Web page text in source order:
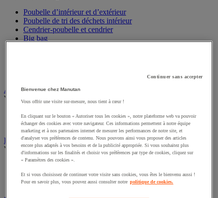
Poubelle d’intérieur et d’extérieur
Poubelle de tri des déchets intérieur
Cendrier-poubelle et cendrier
Big bag
Appareil et produit insecticides
Voir toute la catégorie
Désinsectiseur et destructeur d’insectes
Insecticide pour insectes volants
Essuyage industriel
Voir toute la catégorie
Bobine d'essuyage industriel
Chiffons textile et non-tissé
Continuer sans accepter
Bienvenue chez Manutan
Vous offrir une visite sur-mesure, nous tient à cœur !
En cliquant sur le bouton « Autoriser tous les cookies », notre plateforme web va pouvoir
échanger des cookies avec votre navigateur. Ces informations permettent à notre équipe
marketing et à nos partenaires internet de mesurer les performances de notre site, et
d'analyser vos préférences de contenu. Nous pouvons ainsi vous proposer des articles
encore plus adaptés à vos besoins et de la publicité appropriée. Si vous souhaitez plus
d'informations sur les finalités et choisir vos préférences par type de cookies, cliquez sur
« Paramètres des cookies ».
Et si vous choisissez de continuer votre visite sans cookies, vous êtes le bienvenu aussi !
Pour en savoir plus, vous pouvez aussi consulter notre politique de cookies.